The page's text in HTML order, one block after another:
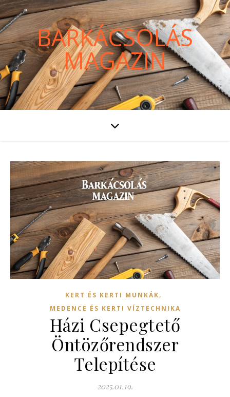
BARKÁCSOLÁS
MAGAZIN
KERT ÉS KERTI MUNKÁK,
MEDENCE ÉS KERTI VÍZTECHNIKA
Házi Csepegtető
Öntözőrendszer
Telepítése
2025.01.19.